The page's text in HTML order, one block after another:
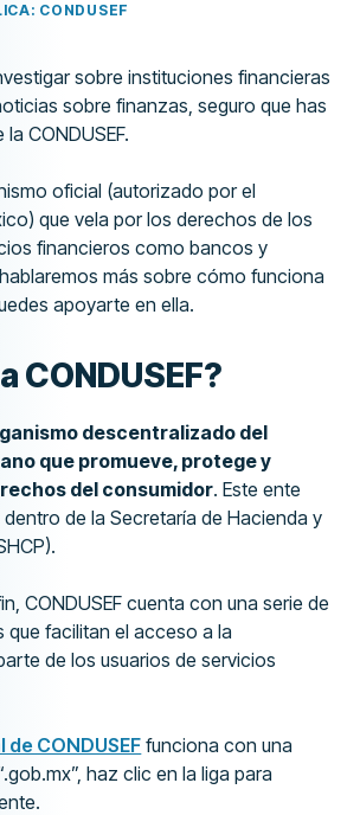
CONDUSEF
sobre instituciones financieras
sobre finanzas, seguro que has
CONDUSEF.
oficial (autorizado por el
que vela por los derechos de los
financieros como bancos y
más sobre cómo funciona
apoyarte en ella.
CONDUSEF?
descentralizado del
que promueve, protege y
del consumidor. Este ente
de la Secretaría de Hacienda y
CONDUSEF cuenta con una serie de
que facilitan el acceso a la
de los usuarios de servicios
CONDUSEF funciona con una
haz clic en la liga para